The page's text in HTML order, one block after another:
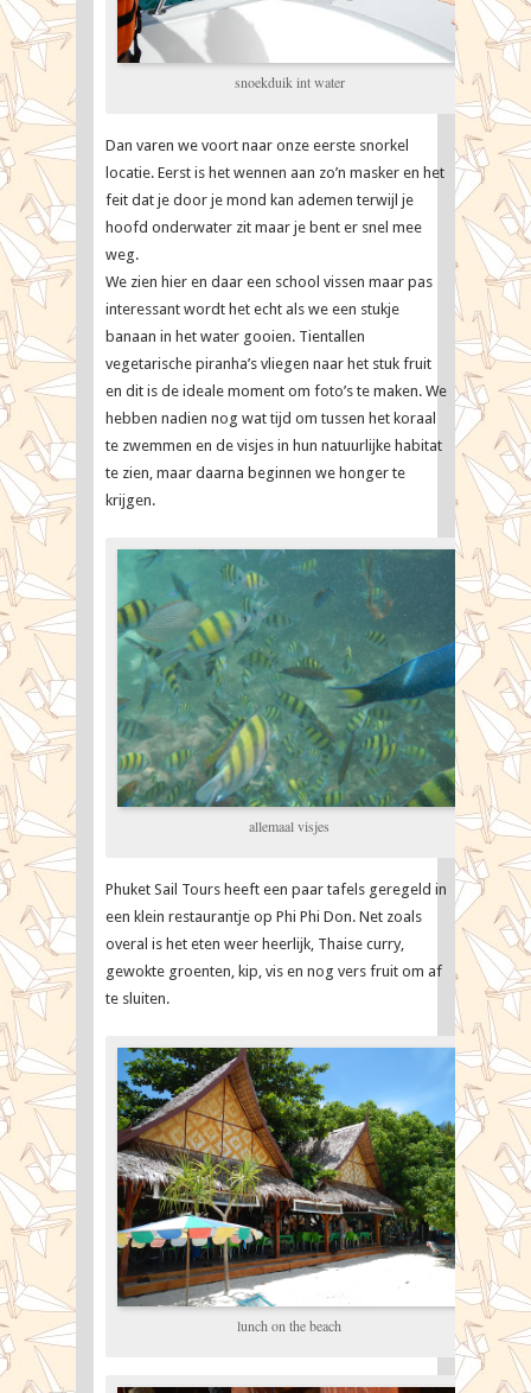
snoekduik int water
Dan varen we voort naar onze eerste snorkel
locatie. Eerst is het wennen aan zo’n masker en het
feit dat je door je mond kan ademen terwijl je
hoofd onderwater zit maar je bent er snel mee
weg.
We zien hier en daar een school vissen maar pas
interessant wordt het echt als we een stukje
banaan in het water gooien. Tientallen
vegetarische piranha’s vliegen naar het stuk fruit
en dit is de ideale moment om foto’s te maken. We
hebben nadien nog wat tijd om tussen het koraal
te zwemmen en de visjes in hun natuurlijke habitat
te zien, maar daarna beginnen we honger te
krijgen.
allemaal visjes
Phuket Sail Tours heeft een paar tafels geregeld in
een klein restaurantje op Phi Phi Don. Net zoals
overal is het eten weer heerlijk, Thaise curry,
gewokte groenten, kip, vis en nog vers fruit om af
te sluiten.
lunch on the beach